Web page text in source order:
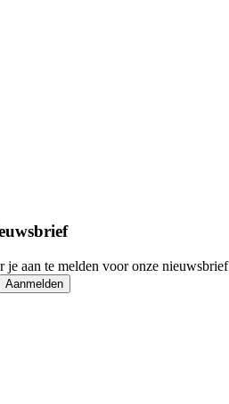
aan te melden voor onze nieuwsbrief
Aanmelden